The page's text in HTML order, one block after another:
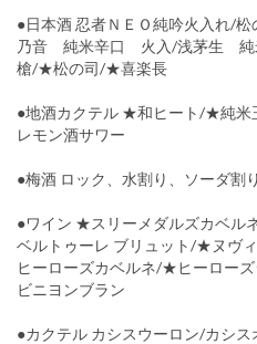
●日本酒 忍者ＮＥＯ純吟火入れ/
乃音 純米辛口 火入/浅茅生 純
槍/★松の司/★喜楽長
●地酒カクテル ★和ヒート/★純
レモン酒サワー
●梅酒 ロック、水割り、ソーダ割
●ワイン ★スリーメダルズカベ
ベルトゥーレ ブリュット/★ヌヴ
ヒーローズカベルネ/★ヒーロー
ビニヨンブラン
●カクテル カシスウーロン/カシ